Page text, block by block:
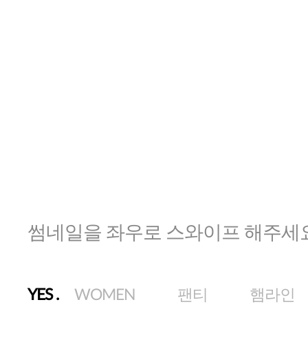
썸네일을 좌우로 스와이프 해주세
YES. WOMEN 팬티 햄라인